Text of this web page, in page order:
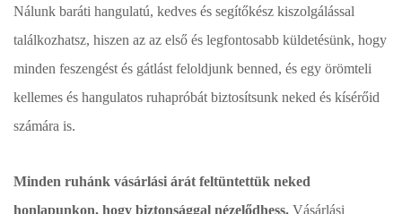
Nálunk baráti hangulatú, kedves és segítőkész kiszolgálással
találkozhatsz, hiszen az az első és legfontosabb küldetésünk, hogy
minden feszengést és gátlást feloldjunk benned, és egy örömteli
kellemes és hangulatos ruhapróbát biztosítsunk neked és kísérőid
számára is.
Minden ruhánk vásárlási árát feltüntettük neked
honlapunkon, hogy biztonsággal nézelődhess. Vásárlási